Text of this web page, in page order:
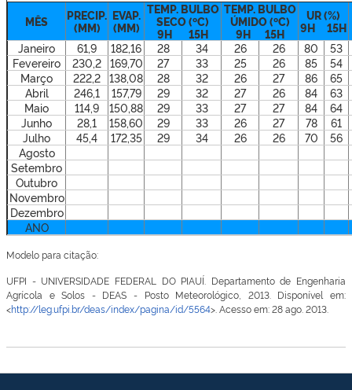
MÊS
PRECIP.
(MM)
EVAP.
(MM)
TEMP. BULBO
SECO (ºC)
9H 15H
TEMP. BULBO
ÚMIDO (ºC)
9H 15H
UR (%)
9H 15H
Janeiro 61,9 182,16 28 34 26 26 80
53
Fevereiro
230,2 169,70 27 33 25 26 85
54
Março
222,2 138,08 28 32 26 27 86
65
Abril
246,1 157,79 29 32 27 26 84
63
Maio
114,9 150,88 29 33 27 27 84
64
Junho
28,1 158,60 29 33 26 27 78
61
Julho
45,4 172,35 29 34 26 26 70
56
Agosto
Setembro
Outubro
Novembro
Dezembro
ANO
Modelo para citação:
UFPI - UNIVERSIDADE FEDERAL DO PIAUÍ. Departamento de Engenharia
Agrícola e Solos - DEAS - Posto Meteorológico, 2013. Disponível em:
<http://leg.ufpi.br/deas/index/pagina/id/5564>. Acesso em: 28 ago. 2013.